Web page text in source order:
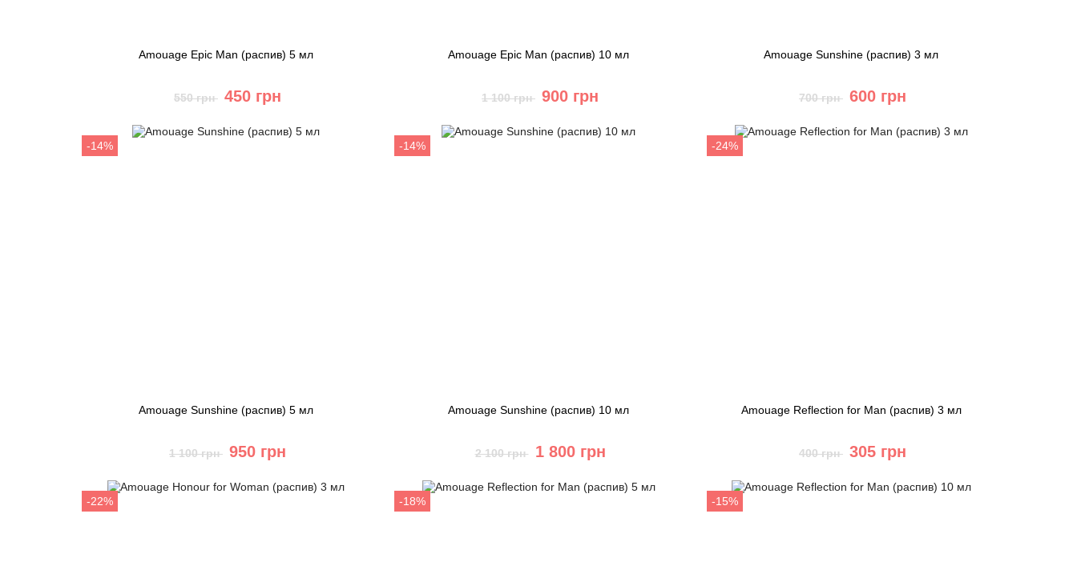
Amouage Epic Man (распив) 5 мл
550 грн 450 грн
Amouage Epic Man (распив) 10 мл
1 100 грн 900 грн
Amouage Sunshine (распив) 3 мл
700 грн 600 грн
-14%
Amouage Sunshine (распив) 5 мл
1 100 грн 950 грн
-14%
Amouage Sunshine (распив) 10 мл
2 100 грн 1 800 грн
-24%
Amouage Reflection for Man (распив) 3 мл
400 грн 305 грн
-22% -18% -15%